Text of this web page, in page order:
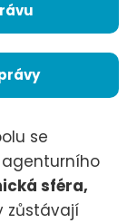
se
sféra,
zůstávají